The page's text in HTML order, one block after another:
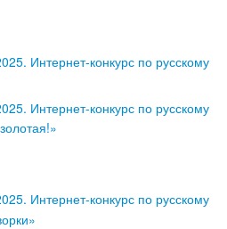
Интернет-конкурс по русскому
Интернет-конкурс по русскому
Интернет-конкурс по русскому